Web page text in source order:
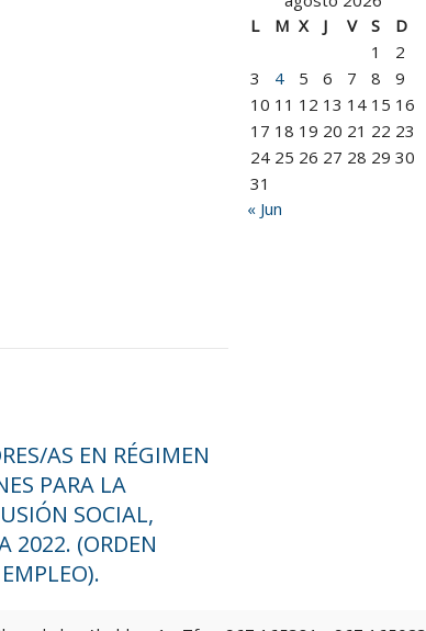
L
M X J V S
D
1
2
3
4 5 6 7 8
9
10 11 12 13 14 15 16
17 18 19 20 21 22 23
24 25 26 27 28 29 30
31
« Jun
AS EN RÉGIMEN
PARA LA
SOCIAL,
2022. (ORDEN